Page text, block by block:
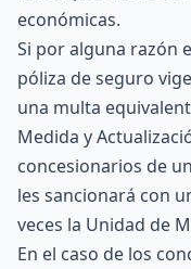
económicas.
Si por alguna razón
póliza de seguro
una multa
Medida y
concesionarios de
les sancionará con
veces la Unidad de
En el caso de los